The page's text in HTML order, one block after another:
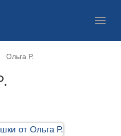
Ольга Р.